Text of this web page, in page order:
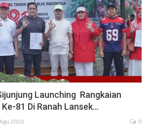
Launching Rangkaian
81 Di Ranah Lansek…
2026 0